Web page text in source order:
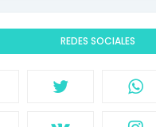
REDES SOCIALES